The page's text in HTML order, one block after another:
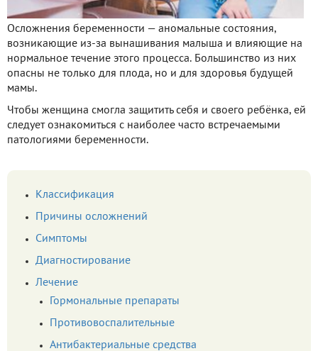
Осложнения беременности — аномальные состояния,
возникающие из-за вынашивания малыша и влияющие на
нормальное течение этого процесса. Большинство из них
опасны не только для плода, но и для здоровья будущей
мамы.
Чтобы женщина смогла защитить себя и своего ребёнка, ей
следует ознакомиться с наиболее часто встречаемыми
патологиями беременности.
Классификация
Причины осложнений
Симптомы
Диагностирование
Лечение
Гормональные препараты
Противовоспалительные
Антибактериальные средства